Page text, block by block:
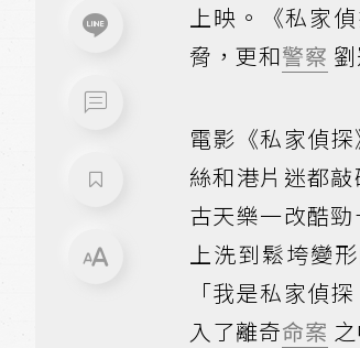
上映。《私家
脅，更和警察
電影《私家偵
絲和港片迷都
古天樂一改酷
上洗到鬆垮變
「我是私家偵
入了離奇命案